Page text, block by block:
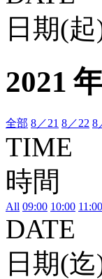
日期(起
2021
全部 8／21 8／22 8
TIME
時間
All 09:00 10:00 11:00
DATE
日期(迄